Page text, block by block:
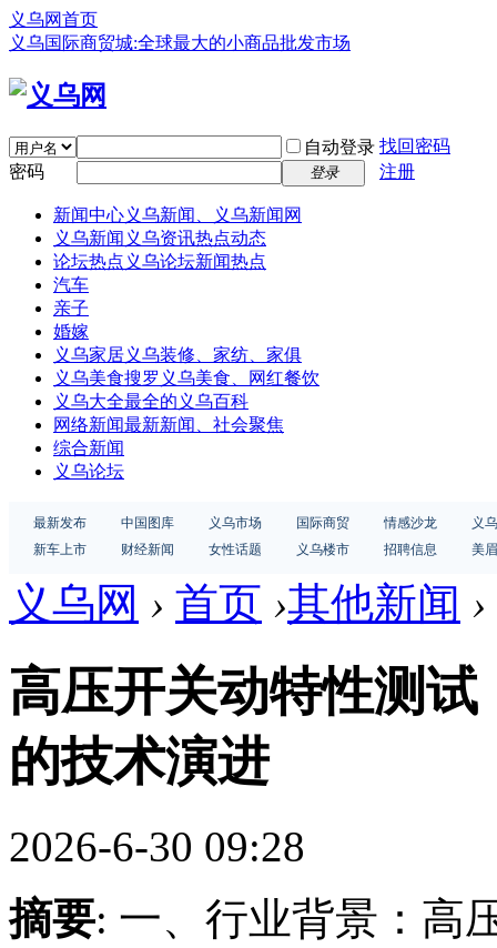
义乌网首页
义乌国际商贸城:全球最大的小商品批发市场
自动登录 找回密码
密码
登录 注册
新闻中心义乌新闻、义乌新闻网
义乌新闻 义乌资讯热点动态
论坛热点 义乌论坛新闻热点
汽车
亲子
婚嫁
义乌家居义乌装修、家纺、家俱
义乌美食搜罗义乌美食、网红餐饮
义乌大全最全的义乌百科
网络新闻最新新闻、社会聚焦
综合新闻
义乌论坛
最新发布 中国图库 义乌市场 国际商贸 情感沙龙
义
新车上市
财经新闻 女性话题 义乌楼市 招聘信息 美
义乌网 › 首页 ›其他新闻 ›
高压开关动特性测
的技术演进
2026-6-30 09:28
摘要: 一、行业背景：高